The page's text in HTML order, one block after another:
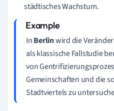
städtisches Wachstum.
InBerlinwird die
als klassische Fallstudie
von
Gemeinschaften und die
Stadtviertels zu